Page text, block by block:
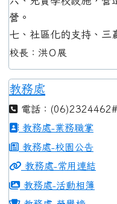
營。
七、社區化的支持、三
校長：洪Ｏ展
教務處
電話：
教務處-業務職掌
教務處-校園公告
教務處-常用連結
教務處-活動相簿